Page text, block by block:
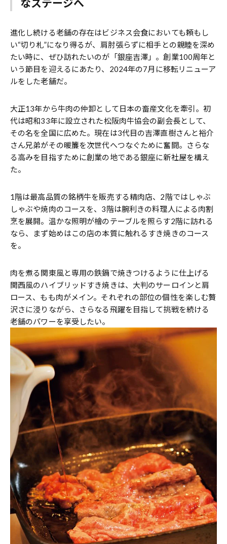
なステージへ
進化し続ける老舗の存在はビジネス会食においても頼もし
い“切り札”になり得るが、肩肘張らずに相手との親睦を深め
たい時に、ぜひ訪れたいのが「銀座吉澤」。創業100周年と
いう節目を迎えるにあたり、2024年の7月に移転リニューア
ルをした老舗だ。
大正13年から牛肉の仲卸として日本の畜産文化を牽引。初
代は昭和33年に設立された松阪肉牛協会の副会長として、
その名を全国に広めた。現在は3代目の吉澤直樹さんと裕介
さん兄弟がその暖簾を次世代へつなぐために奮闘。さらな
る高みを目指すために創業の地である銀座に新社屋を構え
た。
1階は最高品質の銘柄牛を販売する精肉店、2階ではしゃぶ
しゃぶや焼肉のコースを、3階は腕利きの料理人による肉割
烹を展開。温かな照明が檜のテーブルを照らす2階に訪れる
なら、まず始めはこの店の本質に触れるすき焼きのコース
を。
肉を煮る関東風と専用の鉄鍋で焼きつけるように仕上げる
関西風のハイブリッドすき焼きは、大判のサーロインと肩
ロース、もも肉がメイン。それぞれの部位の個性を楽しむ贅
沢さに浸りながら、さらなる飛躍を目指して挑戦を続ける
老舗のパワーを享受したい。